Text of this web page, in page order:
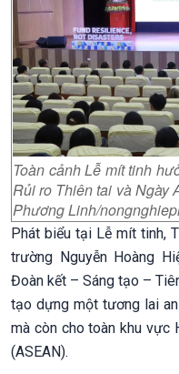
Toàn cảnh Lễ mít tinh
Rủi ro Thiên tai và Ngày
Phương Linh/
Phát biểu tại Lễ mít tinh,
trường Nguyễn Hoàng
Đoàn kết – Sáng tạo –
tạo dựng một tương lai
mà còn cho toàn khu vực
(ASEAN).